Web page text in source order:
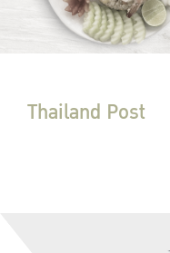
Thailand Post